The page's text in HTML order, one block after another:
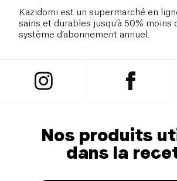
Kazidomi est un supermarché en
sains et durables jusqu’à 50% moins
système d’abonnement annuel.
Nos produits
dans la